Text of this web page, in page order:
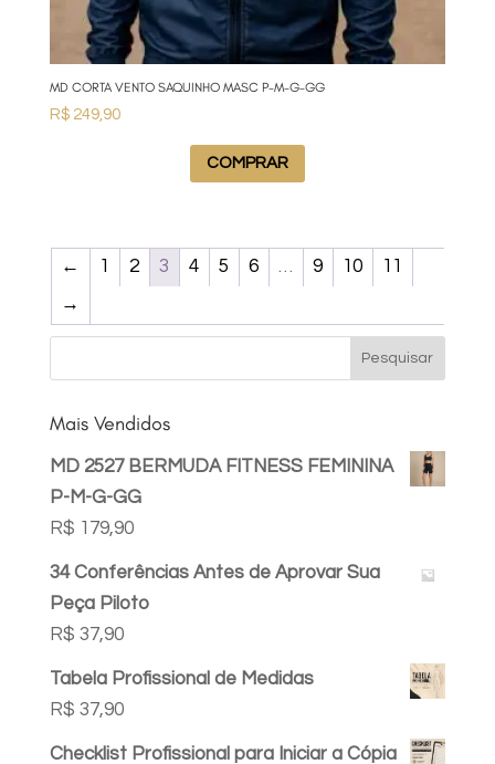
MD CORTA VENTO SAQUINHO MASC P-M-G-GG
R$249,90
COMPRAR
← 1 2 3 4 5 6 … 9 10
11
→
Mais Vendidos
MD 2527 BERMUDA FITNESS FEMININA
P-M-G-GG
R$ 179,90
34 Conferências Antes de Aprovar Sua
Peça Piloto
R$ 37,90
Tabela Profissional de Medidas
R$ 37,90
Checklist Profissional para Iniciar a Cópia